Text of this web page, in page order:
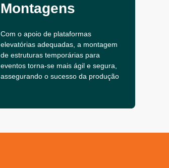
Montagens
Com o apoio de plataformas
elevatórias adequadas, a montagem
de estruturas temporárias para
eventos torna-se mais ágil e segura,
assegurando o sucesso da produção